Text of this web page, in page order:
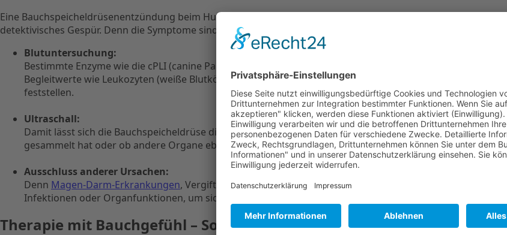
Eine Bauchspeicheldrüsenentzündung beim Hund sieht man leider nicht mit bloßem Auge. Sie erfordert eine
detektivisches Gespür. Denn die Symptome sind oft nicht eindeutig, und es gilt, andere Erkrankungen
Blutuntersuchung:
Bestimmte Enzyme wie die cPLI (canine Pankreas-Lipase) geben Hinweise auf eine Pankreatitis. Ein
Begleitwerte wie Leukozyten (weiße Blutkörperchen) oder CRP (Entzündungsmarker) wichtige
feststellen.
Ultraschall:
Damit lässt sich die Bauchspeicheldrüse direkt begutachten – ob entzündet, geschwollen oder
gesammelt hat oder ob andere Organe ebenfalls betroffen sind.
Ausschluss anderer Ursachen:
Denn Magen-Darm-Erkrankungen, Vergiftungen oder Leberprobleme können ähnlich aussehen.
Infektionen oder Organfunktionen, um sicherzugehen, dass es sich wirklich um eine Pankreatitis handelt.
Therapie mit Bauchgefühl – So wird eine